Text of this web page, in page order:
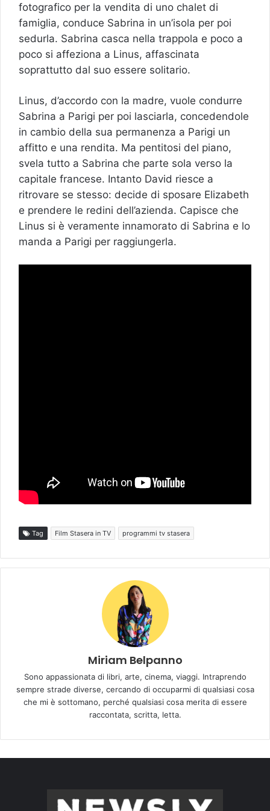
fotografico per la vendita di uno chalet di
famiglia, conduce Sabrina in un’isola per poi
sedurla. Sabrina casca nella trappola e poco a
poco si affeziona a Linus, affascinata
soprattutto dal suo essere solitario.
Linus, d’accordo con la madre, vuole condurre
Sabrina a Parigi per poi lasciarla, concedendole
in cambio della sua permanenza a Parigi un
affitto e una rendita. Ma pentitosi del piano,
svela tutto a Sabrina che parte sola verso la
capitale francese. Intanto David riesce a
ritrovare se stesso: decide di sposare Elizabeth
e prendere le redini dell’azienda. Capisce che
Linus si è veramente innamorato di Sabrina e lo
manda a Parigi per raggiungerla.
Tag Film Stasera in TV programmi tv stasera
Miriam Belpanno
Sono appassionata di libri, arte, cinema, viaggi. Intraprendo
sempre strade diverse, cercando di occuparmi di qualsiasi cosa
che mi è sottomano, perché qualsiasi cosa merita di essere
raccontata, scritta, letta.